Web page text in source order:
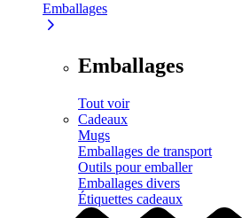
Emballages
Emballages
Tout voir
Cadeaux
Mugs
Emballages de transport
Outils pour emballer
Emballages divers
Étiquettes cadeaux